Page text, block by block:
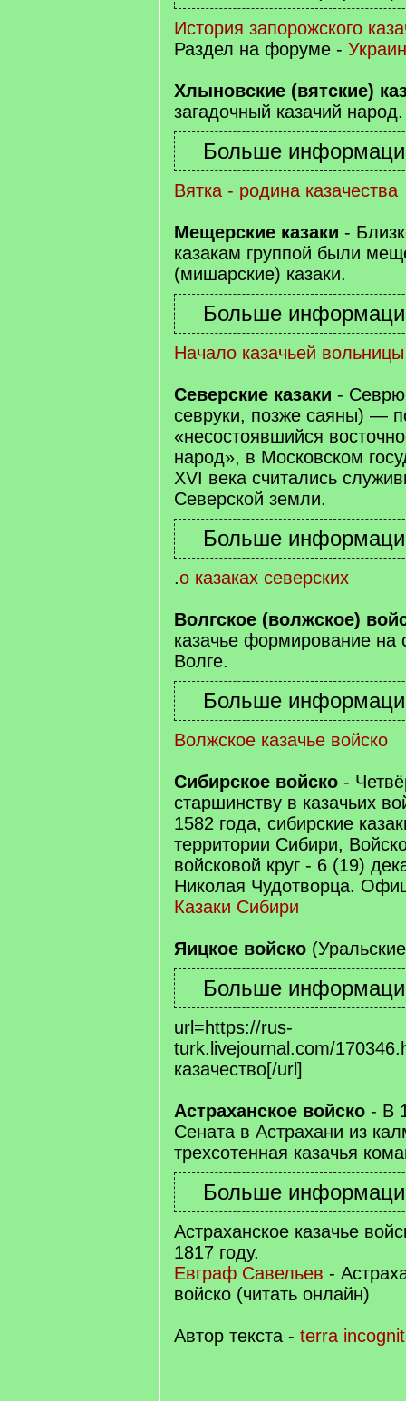
История запорожского
Раздел на форуме -
Хлыновские (вятские)
загадочный казачий народ.
Вятка - родина казачества
Мещерские казаки -
казакам группой были
(мишарские) казаки.
Начало казачьей
Северские казаки -
севруки, позже саяны) —
«несостоявшийся
народ», в Московском
XVI века считались
Северской земли.
.о казаках северских
Волгское (волжское)
казачье формирование на
Волге.
Волжское казачье войско
Сибирское войско -
старшинству в казачьих
1582 года, сибирские
территории Сибири,
войсковой круг - 6 (19)
Николая Чудотворца.
Казаки Сибири
Яицкое войско
url=https://rus-
turk.livejournal.com/
казачество[/url]
Астраханское войско - В
Сената в Астрахани из
трехсотенная казачья
Астраханское казачье
1817 году.
Евграф Савельев -
войско (читать онлайн)
Автор текста - terra